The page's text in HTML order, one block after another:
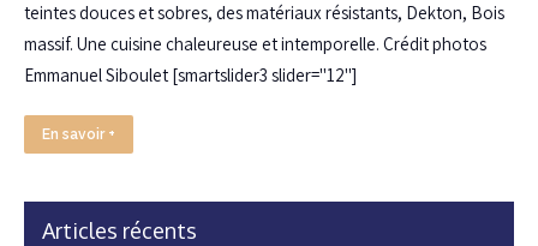
teintes douces et sobres, des matériaux résistants, Dekton, Bois
massif. Une cuisine chaleureuse et intemporelle. Crédit photos
Emmanuel Siboulet [smartslider3 slider="12"]
En savoir +
Articles récents